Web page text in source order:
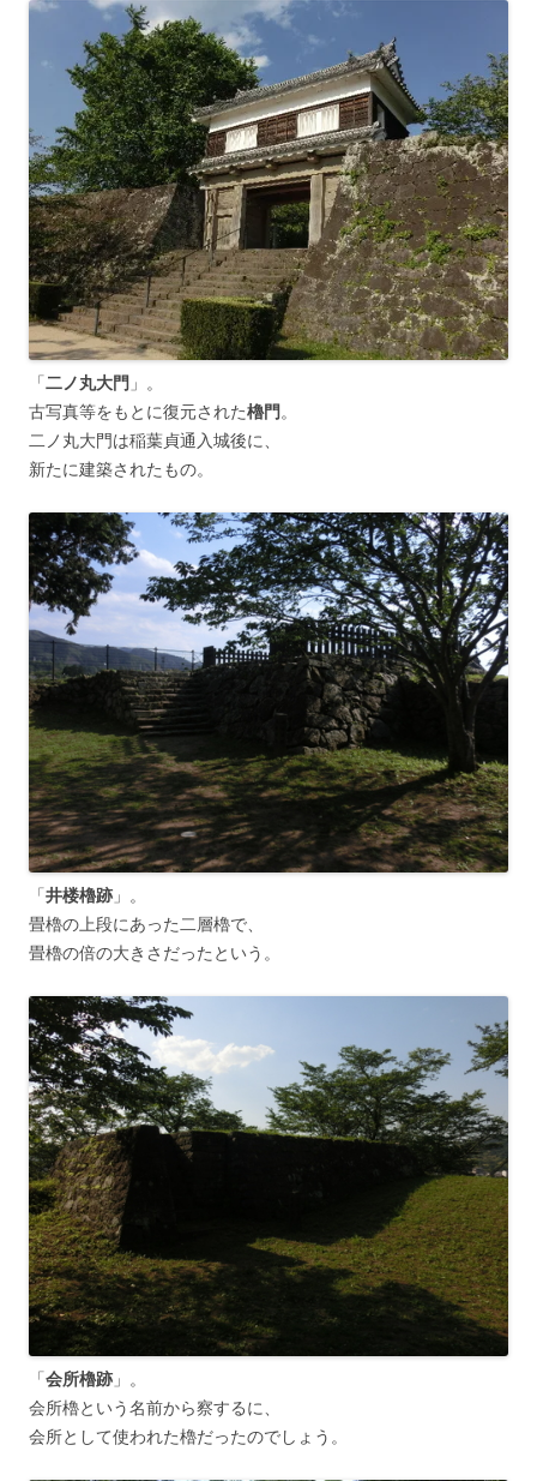
「二ノ丸大門 」。
古写真等をもとに復元された櫓門。
二ノ丸大門は稲葉貞通入城後に、
新たに建築されたもの。
「井楼櫓跡 」。
畳櫓の上段にあった二層櫓で、
畳櫓の倍の大きさだったという。
「会所櫓跡 」。
会所櫓という名前から察するに、
会所として使われた櫓だったのでしょう。